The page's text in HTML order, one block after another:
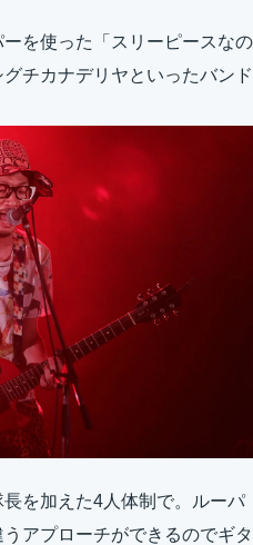
を使った「スリーピースなの
チカナデリヤといったバンド
を加えた4人体制で。ルーパ
アプローチができるのでギタ